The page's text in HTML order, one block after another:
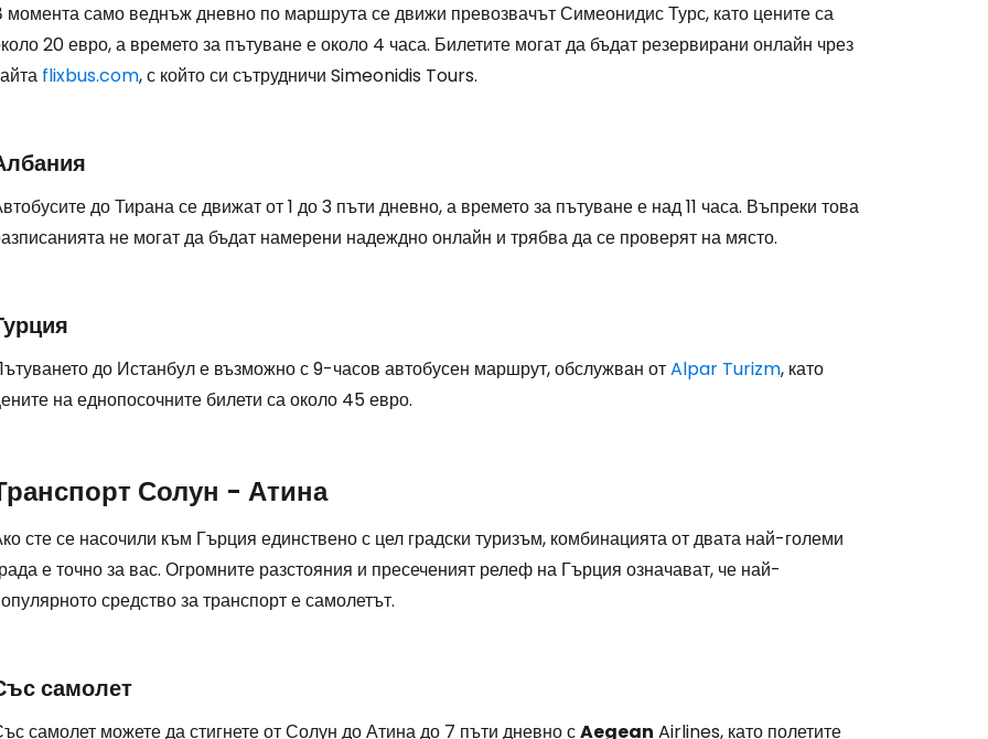
момента само веднъж дневно по маршрута се движи превозвачът Симеонидис Турс, като цените са
20 евро, а времето за пътуване е около 4 часа. Билетите могат да бъдат резервирани онлайн чрез
flixbus.com, с който си сътрудничи Simeonidis Tours.
до Тирана се движат от 1 до 3 пъти дневно, а времето за пътуване е над 11 часа. Въпреки това
не могат да бъдат намерени надеждно онлайн и трябва да се проверят на място.
до Истанбул е възможно с 9-часов автобусен маршрут, обслужван отAlpar Turizm, като
на еднопосочните билети са около 45 евро.
Солун - Атина
сте се насочили към Гърция единствено с цел градски туризъм, комбинацията от двата най-големи
е точно за вас. Огромните разстояния и пресеченият релеф на Гърция означават, че най-
средство за транспорт е самолетът.
самолет
самолет можете да стигнете от Солун до Атина до 7 пъти дневно сAegean Airlines, като полетите